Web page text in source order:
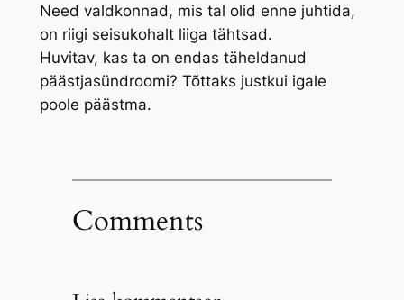
Need valdkonnad, mis tal olid enne juhtida,
on riigi seisukohalt liiga tähtsad.
Huvitav, kas ta on endas täheldanud
päästjasündroomi? Tõttaks justkui igale
poole päästma.
Comments